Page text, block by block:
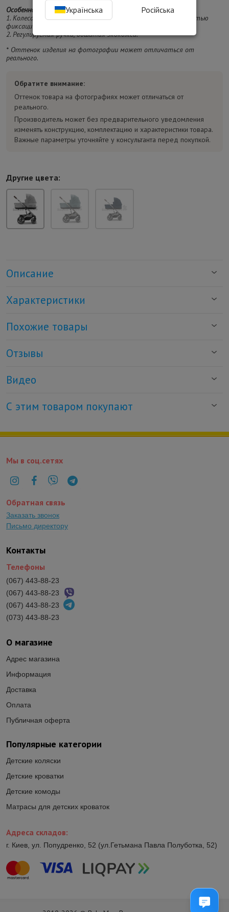
Особенности:
1. Колеса гелевые, передние поворотные на 360° с возможностью
фиксации.
2. Регулируемая ручка, обшитая экокожей.
* Оттенок изделия на фотографии может отличаться от
реального.
Обратите внимание:
Оттенок товара на фотографиях может отличаться от
реального.
Производитель может без предварительного уведомления
изменять конструкцию, комплектацию и характеристики товара.
Важные параметры уточняйте у консультанта перед покупкой.
Другие цвета:
Описание
Характеристики
Похожие товары
Отзывы
Видео
С этим товаром покупают
Популярные категории
Детские коляски
Детские кроватки
Детские комоды
Матрасы для детских кроваток
О магазине
Адрес магазина
Информация
Доставка
Оплата
Публичная оферта
Контакты
Телефоны
(067) 443-88-23
(067) 443-88-23
(067) 443-88-23
(073) 443-88-23
Адреса складов:
г. Киев, ул. Попудренко, 52 (ул.Гетьмана Павла Полуботка, 52)
Мы в соц.сетях
Обратная связь
Заказать звонок
Письмо директору
Українська
Російська